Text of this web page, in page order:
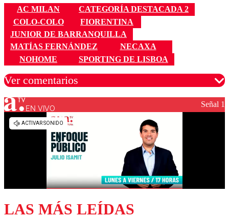
AC MILAN
CATEGORÍA DESTACADA 2
COLO-COLO
FIORENTINA
JUNIOR DE BARRANQUILLA
MATÍAS FERNÁNDEZ
NECAXA
NOHOME
SPORTING DE LISBOA
Ver comentarios
Los comentarios son moderados para garantizar un
diálogo respetuoso.
EN VIVO Señal 1
LAS MÁS LEÍDAS